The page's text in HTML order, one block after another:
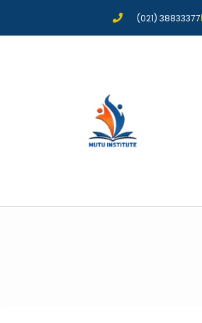
(021) 38833377